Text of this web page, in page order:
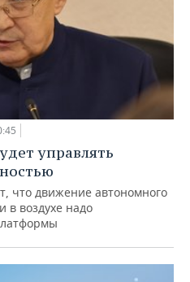
управлять
что движение автономного
в воздухе надо